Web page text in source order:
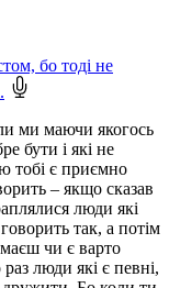
бо тоді не
ми маючи якогось
бути і які не
тобі є приємно
– якщо сказав
люди які
так, а потім
чи є варто
люди які є певні,